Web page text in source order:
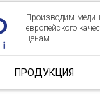
Производим
европейского
ценам
ПРОДУКЦИЯ